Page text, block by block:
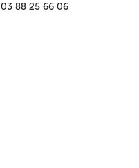
03 88 25 66 06